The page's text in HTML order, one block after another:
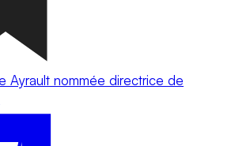
Ayrault nommée directrice de